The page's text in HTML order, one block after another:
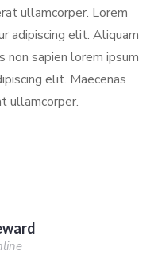
ullamcorper. Lorem
adipiscing elit. Aliquam
non sapien lorem ipsum
elit. Maecenas
ullamcorper.